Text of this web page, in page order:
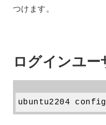
つけます。
ログインユー